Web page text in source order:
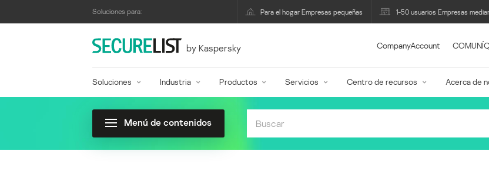
Soluciones para: Para el hogar Empresas pequeñas 1-50 usuarios Empresas
by Kaspersky CompanyAccount
Soluciones Industria Productos Servicios Centro de recursos Acerca de
Menú de contenidos